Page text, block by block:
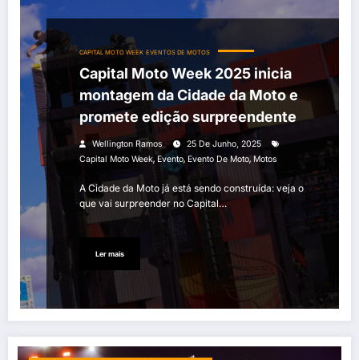
CAPITAL MOTO WEEK EVENTOS DE MOTOS
Capital Moto Week 2025 inicia
montagem da Cidade da Moto e
promete edição surpreendente
Wellington Ramos
25 De Junho, 2025
Capital Moto Week,Evento, Evento De Moto, Motos
A Cidade da Moto já está sendo construída: veja o
que vai surpreender no Capital…
Ler mais